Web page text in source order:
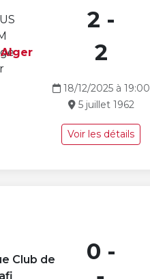
Alger
2 -
2
18/12/2025 à 19:00
5 juillet 1962
Voir les détails
Club de
0 -